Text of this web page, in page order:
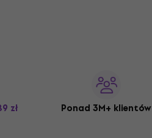
zł Ponad 3M+ klientów